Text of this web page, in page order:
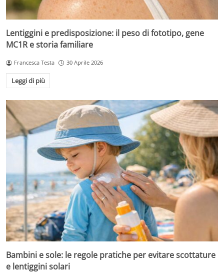
Lentiggini e predisposizione: il peso di fototipo, gene
MC1R e storia familiare
Francesca Testa 30 Aprile 2026
Leggi di più
Bambini e sole: le regole pratiche per evitare scottature
e lentiggini solari